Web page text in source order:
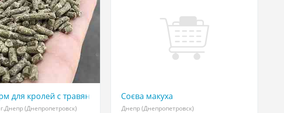
для кролей с травяной мукой
(Днепропетровск)
Соєва макуха
Днепр (Днепропетровск)